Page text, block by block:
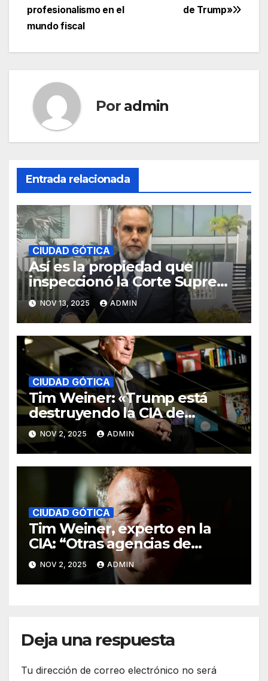
de Trump»
profesionalismo en el
mundo fiscal
Por admin
Entrada relacionada
CIUDAD GÓTICA
Así es la propiedad que
inspeccionó la Corte Suprema
de Justicia en las afueras de
Bogotá
NOV 13, 2025 ADMIN
CIUDAD GÓTICA
Tim Weiner: «Trump está
destruyendo la CIA de
manera sistemática»
NOV 2, 2025 ADMIN
CIUDAD GÓTICA
Tim Weiner, experto en la
CIA: “Otras agencias de
inteligencia ya no colaboran
con EE. UU. por los chiflados
que metió Trump”.
NOV 2, 2025 ADMIN
Deja una respuesta
Tu dirección de correo electrónico no será